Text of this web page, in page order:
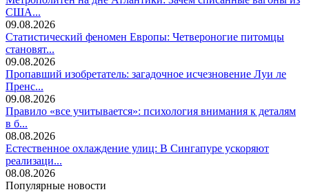
США...
09.08.2026
Статистический феномен Европы: Четвероногие питомцы
становят...
09.08.2026
Пропавший изобретатель: загадочное исчезновение Луи ле
Пренс...
09.08.2026
Правило «все учитывается»: психология внимания к деталям
в б...
08.08.2026
Естественное охлаждение улиц: В Сингапуре ускоряют
реализаци...
08.08.2026
Популярные новости